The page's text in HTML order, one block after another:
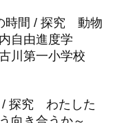
時間 / 探究 動物
自由進度学
川第一小学校
探究 わたした